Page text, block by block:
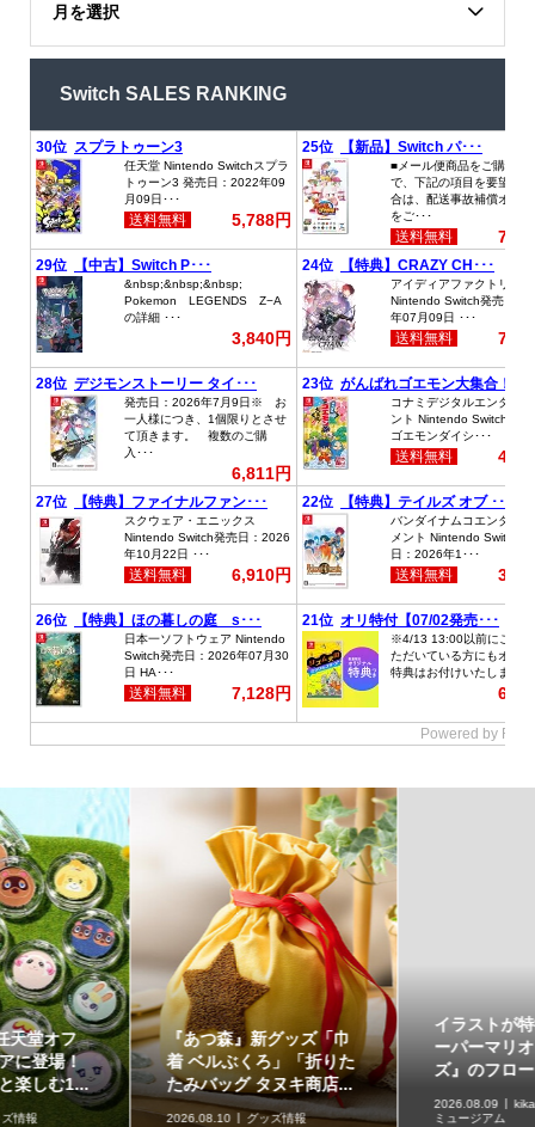
月を選択
Switch SALES RANKING
イラストが特徴的な『ス
ーパーマリオブラザー
ズ』のフロート【kikai...
2026.08.09
kikaiのマリオグッズ
ミュージアム
原作再現がスゴい「ギャ
ラクシーコート」の細部
に注目！元ネタも合わ...
2026.08.09 企画記事